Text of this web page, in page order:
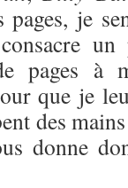
je
pages à
que je
des
donne